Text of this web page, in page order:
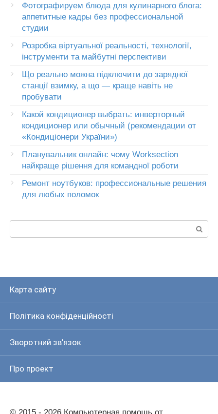
Фотографируем блюда для кулинарного блога:
аппетитные кадры без профессиональной
студии
Розробка віртуальної реальності, технології,
інструменти та майбутні перспективи
Що реально можна підключити до зарядної
станції взимку, а що — краще навіть не
пробувати
Какой кондиционер выбрать: инверторный
кондиционер или обычный (рекомендации от
«Кондиціонери України»)
Планувальник онлайн: чому Worksection
найкраще рішення для командної роботи
Ремонт ноутбуков: профессиональные решения
для любых поломок
Карта сайту
Політика конфіденційності
Зворотний зв’язок
Про проект
© 2015 - 2026 Компьютерная помощь от